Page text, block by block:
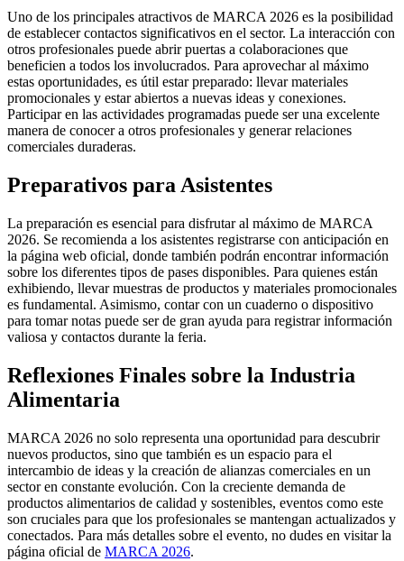
Uno de los principales atractivos de MARCA 2026 es la posibilidad
de establecer contactos significativos en el sector. La interacción con
otros profesionales puede abrir puertas a colaboraciones que
beneficien a todos los involucrados. Para aprovechar al máximo
estas oportunidades, es útil estar preparado: llevar materiales
promocionales y estar abiertos a nuevas ideas y conexiones.
Participar en las actividades programadas puede ser una excelente
manera de conocer a otros profesionales y generar relaciones
comerciales duraderas.
Preparativos para Asistentes
La preparación es esencial para disfrutar al máximo de MARCA
2026. Se recomienda a los asistentes registrarse con anticipación en
la página web oficial, donde también podrán encontrar información
sobre los diferentes tipos de pases disponibles. Para quienes están
exhibiendo, llevar muestras de productos y materiales promocionales
es fundamental. Asimismo, contar con un cuaderno o dispositivo
para tomar notas puede ser de gran ayuda para registrar información
valiosa y contactos durante la feria.
Reflexiones Finales sobre la Industria
Alimentaria
MARCA 2026 no solo representa una oportunidad para descubrir
nuevos productos, sino que también es un espacio para el
intercambio de ideas y la creación de alianzas comerciales en un
sector en constante evolución. Con la creciente demanda de
productos alimentarios de calidad y sostenibles, eventos como este
son cruciales para que los profesionales se mantengan actualizados y
conectados. Para más detalles sobre el evento, no dudes en visitar la
página oficial de MARCA 2026.